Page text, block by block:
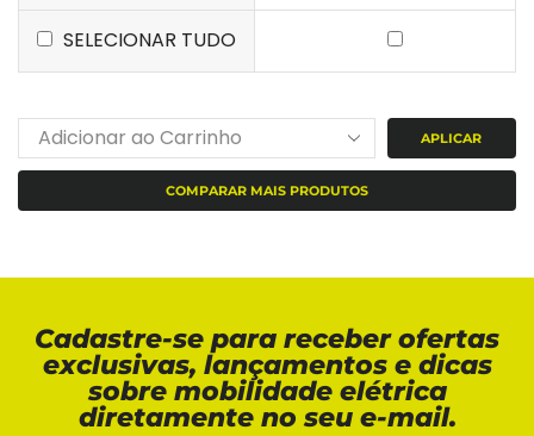
SELECIONAR TUDO
APLICAR
COMPARAR MAIS PRODUTOS
Cadastre-se para receber ofertas
exclusivas, lançamentos e dicas
sobre mobilidade elétrica
diretamente no seu e-mail.